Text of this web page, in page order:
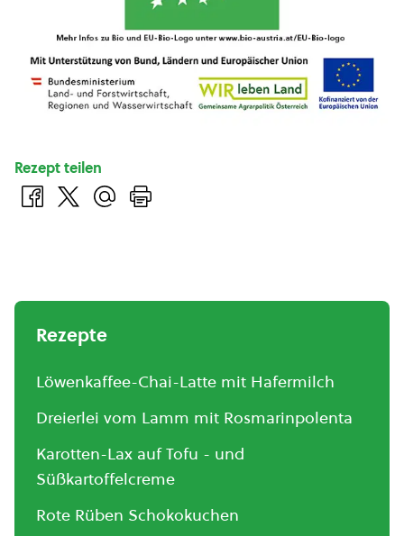
Rezept teilen
Rezepte
Löwenkaffee-Chai-Latte mit Hafermilch
Dreierlei vom Lamm mit Rosmarinpolenta
Karotten-Lax auf Tofu - und
Süßkartoffelcreme
Rote Rüben Schokokuchen